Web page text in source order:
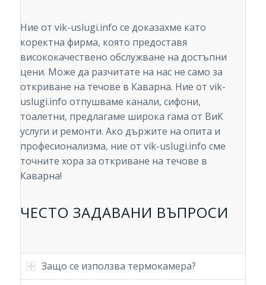
Ние от vik-uslugi.info се доказахме като
коректна фирма, която предоставя
висококачествено обслужване на достъпни
цени. Може да разчитате на нас не само за
откриване на течове в Каварна. Ние от vik-
uslugi.info отпушваме канали, сифони,
тоалетни, предлагаме широка гама от ВиК
услуги и ремонти. Ако държите на опита и
професионализма, ние от vik-uslugi.info сме
точните хора за откриване на течове в
Каварна!
ЧЕСТО ЗАДАВАНИ ВЪПРОСИ
Защо се използва термокамера?